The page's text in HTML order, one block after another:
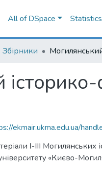
All of DSpace Statistics
Збірники
ekmair.ukma.edu.ua/
І-III Могилянських
університету «Києво-